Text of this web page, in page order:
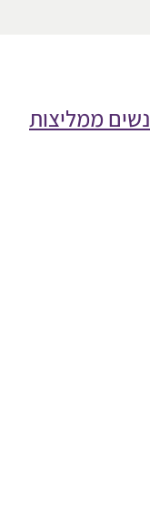
נשים ממליצות